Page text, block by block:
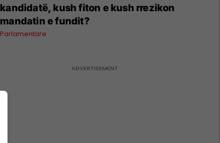
kandidatë, kush fiton e kush rrezikon
mandatin e fundit?
Parlamentare